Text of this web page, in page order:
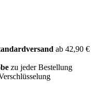
ab 42,90 €
zu jeder Bestellung